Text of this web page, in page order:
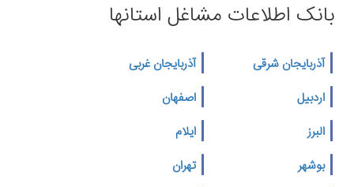
بانک اطلاعات مشاغل استانها
آذربایجان شرقی
آذربایجان غربی
اردبیل
اصفهان
البرز
ایلام
بوشهر
تهران